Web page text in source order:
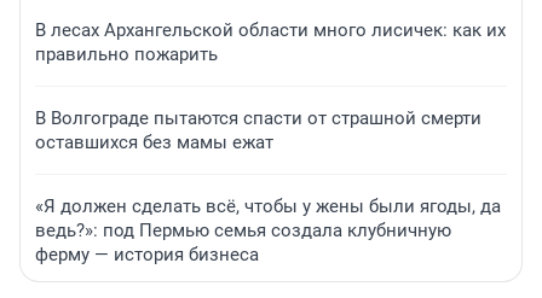
В лесах Архангельской области много лисичек: как их
правильно пожарить
В Волгограде пытаются спасти от страшной смерти
оставшихся без мамы ежат
«Я должен сделать всё, чтобы у жены были ягоды, да
ведь?»: под Пермью семья создала клубничную
ферму — история бизнеса